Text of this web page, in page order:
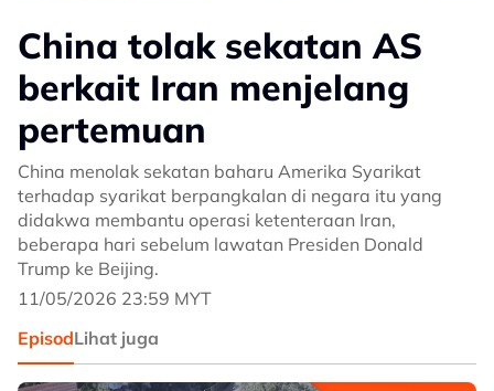
China tolak sekatan AS
berkait Iran menjelang
pertemuan
China menolak sekatan baharu Amerika Syarikat
terhadap syarikat berpangkalan di negara itu yang
didakwa membantu operasi ketenteraan Iran,
beberapa hari sebelum lawatan Presiden Donald
Trump ke Beijing.
11/05/2026 23:59 MYT
EpisodLihat juga